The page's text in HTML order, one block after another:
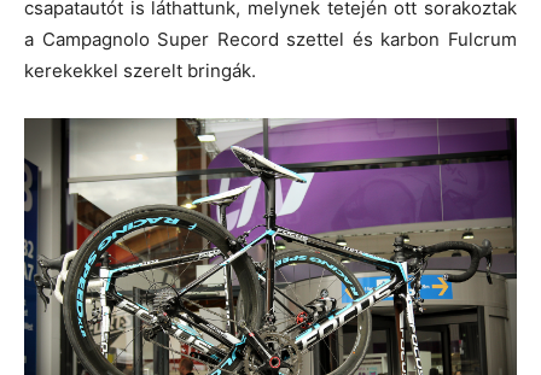
csapatautót is láthattunk, melynek tetején ott sorakoztak
a Campagnolo Super Record szettel és karbon Fulcrum
kerekekkel szerelt bringák.